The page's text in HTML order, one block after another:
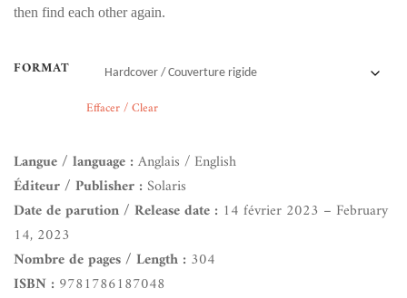
then find each other again.
FORMAT
Effacer / Clear
Langue / language :Anglais / English
Éditeur / Publisher :Solaris
Date de parution / Release date : 14 février 2023 – February
14, 2023
Nombre de pages / Length : 304
ISBN : 9781786187048